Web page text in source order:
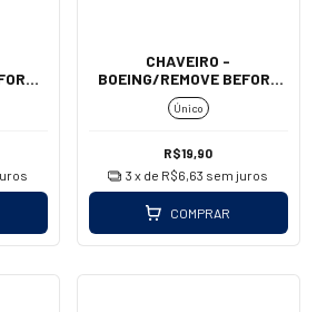
CHAVEIRO -
BOEING/REMOVE BEFORE
FLIGHT (MOSQUETÃO)
Único
R$19,90
3 x de R$6,63 sem juros
COMPRAR